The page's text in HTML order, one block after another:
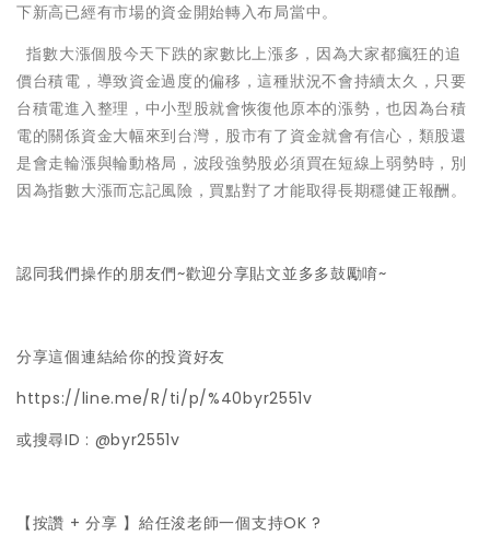
下新高已經有市場的資金開始轉入布局當中。
指數大漲個股今天下跌的家數比上漲多，因為大家都瘋狂的追
價台積電，導致資金過度的偏移，這種狀況不會持續太久，只要
台積電進入整理，中小型股就會恢復他原本的漲勢，也因為台積
電的關係資金大幅來到台灣，股市有了資金就會有信心，類股還
是會走輪漲與輪動格局，波段強勢股必須買在短線上弱勢時，別
因為指數大漲而忘記風險，買點對了才能取得長期穩健正報酬。
認同我們操作的朋友們~歡迎分享貼文並多多鼓勵唷~
分享這個連結給你的投資好友
https://line.me/R/ti/p/%40byr2551v
或搜尋ID : @byr2551v
【按讚 + 分享 】給任浚老師一個支持OK ?